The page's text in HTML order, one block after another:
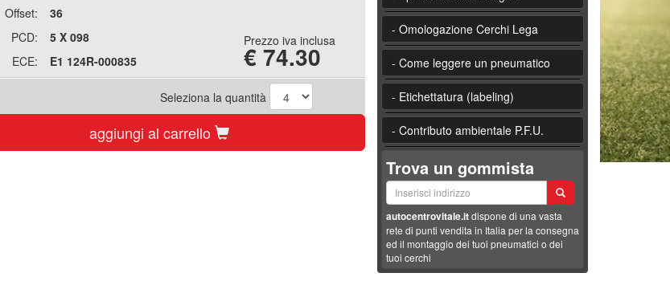
Offset:
36
PCD:
5 X 098
ECE:
E1 124R-000835
Prezzo iva inclusa
€ 74.30
Seleziona la quantità
aggiungi al carrello
- Omologazione Cerchi Lega
- Come leggere un pneumatico
- Etichettatura (labeling)
- Contributo ambientale P.F.U.
Trova un gommista
autocentrovitale.itdispone di una vasta
rete di punti vendita in Italia per la consegna
ed il montaggio dei tuoi pneumatici o dei
tuoi cerchi